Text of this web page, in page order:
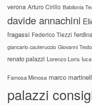
verona Arturo Cirillo Babilonia
davide annachini
fragassi Federico Tiezzi
giancarlo cauteruccio Giovanni
renato palazzi Lorenzo Loris
Famosa Mimosa marco
palazzi